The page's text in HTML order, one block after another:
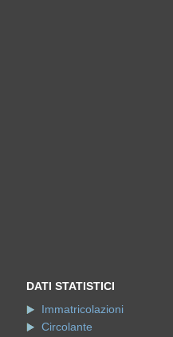
DATI STATISTICI
Immatricolazioni
Circolante